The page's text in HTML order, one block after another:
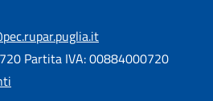
Partita IVA: 00884000720